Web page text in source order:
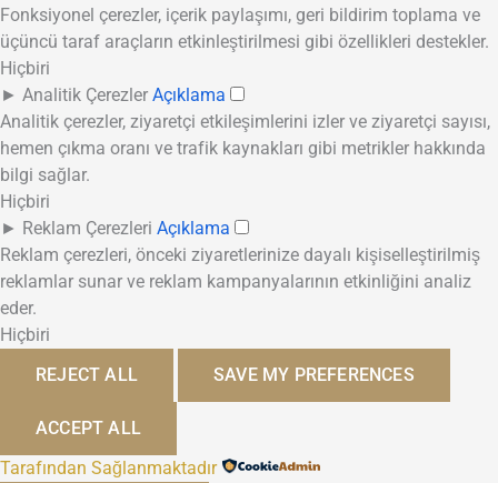
Fonksiyonel çerezler, içerik paylaşımı, geri bildirim toplama ve
üçüncü taraf araçların etkinleştirilmesi gibi özellikleri destekler.
Hiçbiri
► Analitik Çerezler Açıklama
Analitik çerezler, ziyaretçi etkileşimlerini izler ve ziyaretçi sayısı,
hemen çıkma oranı ve trafik kaynakları gibi metrikler hakkında
bilgi sağlar.
Hiçbiri
► Reklam Çerezleri Açıklama
Reklam çerezleri, önceki ziyaretlerinize dayalı kişiselleştirilmiş
reklamlar sunar ve reklam kampanyalarının etkinliğini analiz
eder.
Hiçbiri
REJECT ALL
SAVE MY PREFERENCES
ACCEPT ALL
Tarafından Sağlanmaktadır